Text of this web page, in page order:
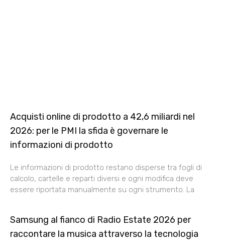
Acquisti online di prodotto a 42,6 miliardi nel
2026: per le PMI la sfida è governare le
informazioni di prodotto
Le informazioni di prodotto restano disperse tra fogli di
calcolo, cartelle e reparti diversi e ogni modifica deve
essere riportata manualmente su ogni strumento. La
Samsung al fianco di Radio Estate 2026 per
raccontare la musica attraverso la tecnologia